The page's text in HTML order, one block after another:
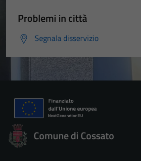
Problemi in città
Segnala disservizio
Comune di Cossato